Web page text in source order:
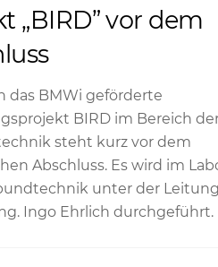
„BIRD” vor dem
das BMWi geförderte
BIRD im Bereich
steht kurz vor dem
Abschluss. Es wird im
unter der
Ingo Ehrlich durchgeführt.